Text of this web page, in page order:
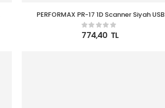
PERFORMAX PR-17 1D Scanner Siyah USB
Barkod Okuyucu
774,40 TL